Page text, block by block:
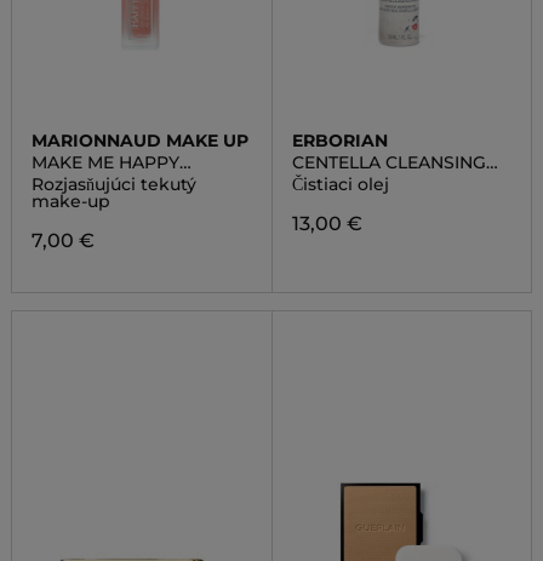
MARIONNAUD MAKE UP
MAKE ME HAPPY
RADIANCE FOUNDATION
Rozjasňujúci tekutý
make-up
7,00 €
ERBORIAN
CENTELLA CLEANSING
OIL
Čistiaci olej
13,00 €